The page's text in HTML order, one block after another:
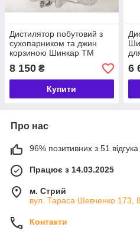
Дистилятор побутовий з
сухопарником та джин
корзиною Шинкар ТМ
БУДЬМО, апарат для
перегону нержавіюча
сталь
8 150 ₴
Купити
6
Про нас
96% позитивних з 51 відгука
Працює з 14.03.2025
м. Стрий
вул. Тараса Шевченко 173,
Контакти